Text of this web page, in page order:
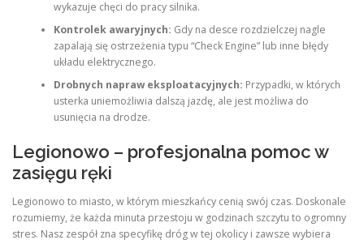
wykazuje chęci do pracy silnika.
Kontrolek awaryjnych: Gdy na desce rozdzielczej nagle
zapalają się ostrzeżenia typu “Check Engine” lub inne błędy
układu elektrycznego.
Drobnych napraw eksploatacyjnych: Przypadki, w których
usterka uniemożliwia dalszą jazdę, ale jest możliwa do
usunięcia na drodze.
Legionowo – profesjonalna pomoc w
zasięgu ręki
Legionowo to miasto, w którym mieszkańcy cenią swój czas. Doskonale
rozumiemy, że każda minuta przestoju w godzinach szczytu to ogromny
stres. Nasz zespół zna specyfikę dróg w tej okolicy i zawsze wybiera